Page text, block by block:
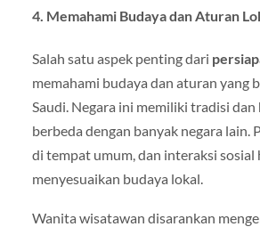
4. Memahami Budaya dan Aturan
Salah satu aspek penting dari
memahami budaya dan aturan yang
Saudi. Negara ini memiliki tradisi dan
berbeda dengan banyak negara lain.
di tempat umum, dan interaksi sosial
menyesuaikan budaya lokal.
Wanita wisatawan disarankan